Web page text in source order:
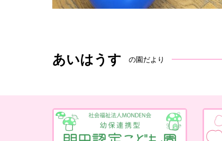
あいはうす の園だより